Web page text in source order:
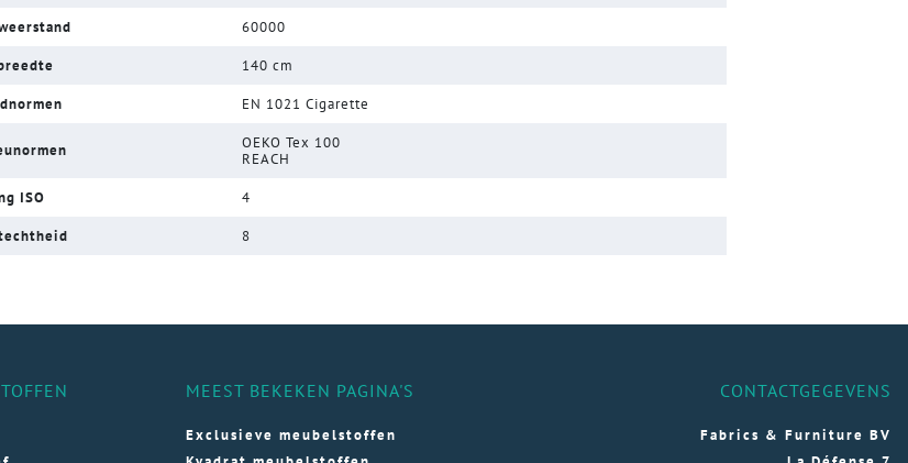
60000
140 cm
EN 1021 Cigarette
OEKO Tex 100
REACH
ISO 4
8
MEEST BEKEKEN PAGINA'S
Exclusieve meubelstoffen
CONTACTGEGEVENS
Fabrics & Furniture BV